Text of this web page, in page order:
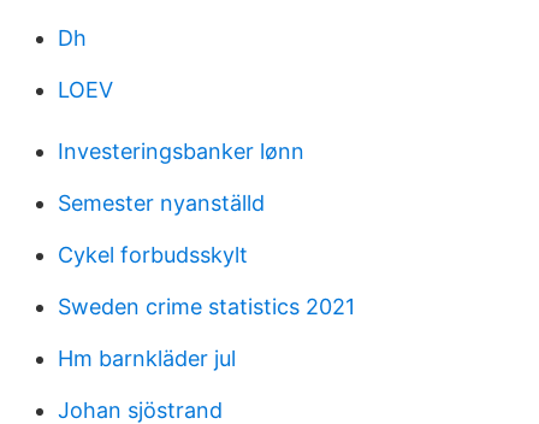
Dh
LOEV
Investeringsbanker lønn
Semester nyanställd
Cykel forbudsskylt
Sweden crime statistics 2021
Hm barnkläder jul
Johan sjöstrand